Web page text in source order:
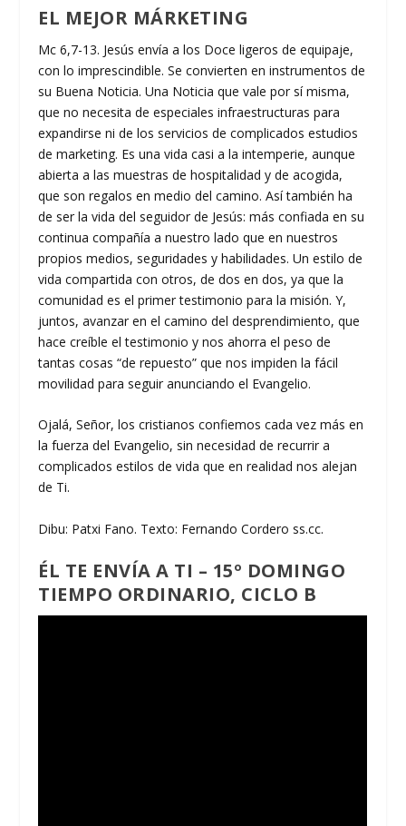
EL MEJOR MÁRKETING
Mc 6,7-13. Jesús envía a los Doce ligeros de equipaje,
con lo imprescindible. Se convierten en instrumentos de
su Buena Noticia. Una Noticia que vale por sí misma,
que no necesita de especiales infraestructuras para
expandirse ni de los servicios de complicados estudios
de marketing. Es una vida casi a la intemperie, aunque
abierta a las muestras de hospitalidad y de acogida,
que son regalos en medio del camino. Así también ha
de ser la vida del seguidor de Jesús: más confiada en su
continua compañía a nuestro lado que en nuestros
propios medios, seguridades y habilidades. Un estilo de
vida compartida con otros, de dos en dos, ya que la
comunidad es el primer testimonio para la misión. Y,
juntos, avanzar en el camino del desprendimiento, que
hace creíble el testimonio y nos ahorra el peso de
tantas cosas “de repuesto” que nos impiden la fácil
movilidad para seguir anunciando el Evangelio.
Ojalá, Señor, los cristianos confiemos cada vez más en
la fuerza del Evangelio, sin necesidad de recurrir a
complicados estilos de vida que en realidad nos alejan
de Ti.
Dibu: Patxi Fano. Texto: Fernando Cordero ss.cc.
ÉL TE ENVÍA A TI – 15º DOMINGO
TIEMPO ORDINARIO, CICLO B